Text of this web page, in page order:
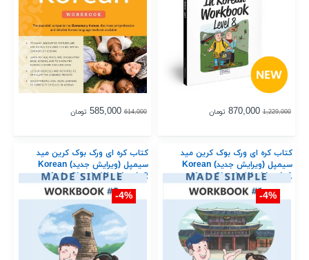
1,229,000
870,000 تومان 614,000
585,000 تومان
کتاب کره ای ورک بوک کرین مید
سیمپل (ویرایش جدید) Korean
Made Simple Workbook 1
4%-
کتاب کره ای ورک بوک کرین مید
سیمپل (ویرایش جدید) Korean
Made Simple Workbook 2
4%-